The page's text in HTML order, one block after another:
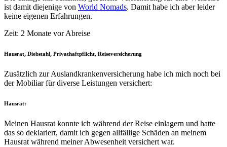
ist damit diejenige von World Nomads. Damit habe ich aber leider
keine eigenen Erfahrungen.
Zeit: 2 Monate vor Abreise
Hausrat, Diebstahl, Privathaftpflicht, Reiseversicherung
Zusätzlich zur Auslandkrankenversicherung habe ich mich noch bei
der Mobiliar für diverse Leistungen versichert:
Hausrat:
Meinen Hausrat konnte ich während der Reise einlagern und hatte
das so deklariert, damit ich gegen allfällige Schäden an meinem
Hausrat während meiner Abwesenheit versichert war.